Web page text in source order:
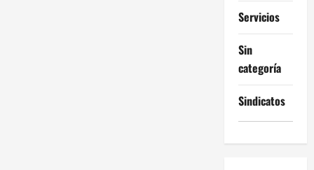
Servicios
Sin
categoría
Sindicatos